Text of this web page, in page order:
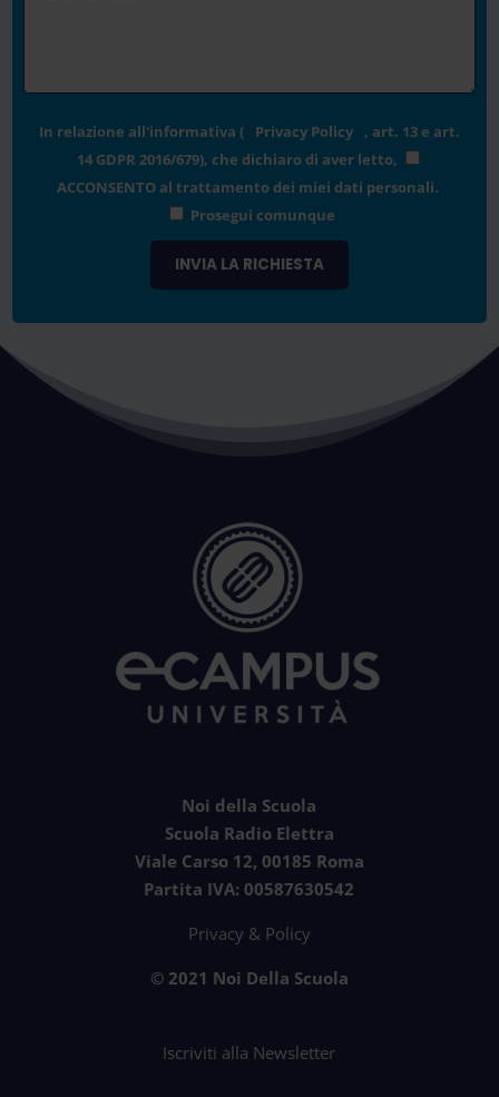
In relazione all'informativa ( Privacy Policy
, art. 13 e art.
14 GDPR 2016/679), che dichiaro di aver letto,
ACCONSENTOal trattamento dei miei dati personali.
Prosegui comunque
Noi della Scuola
Scuola Radio Elettra
Viale Carso 12, 00185 Roma
Partita IVA: 00587630542
Privacy & Policy
© 2021 Noi Della Scuola
Iscriviti alla Newsletter